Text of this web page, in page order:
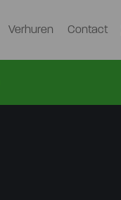
Verhuren Contact